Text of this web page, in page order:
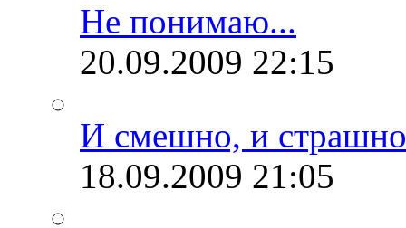
Не понимаю...
20.09.2009 22:15
И смешно, и
18.09.2009 21:05